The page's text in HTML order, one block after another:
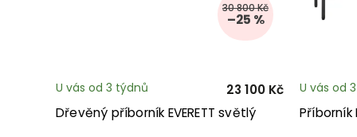
30 800 Kč
–25 %
Dřevěný příborník EVERETT světlý
U vás od 3 týdnů
23 100 Kč
Příborník
U vás od